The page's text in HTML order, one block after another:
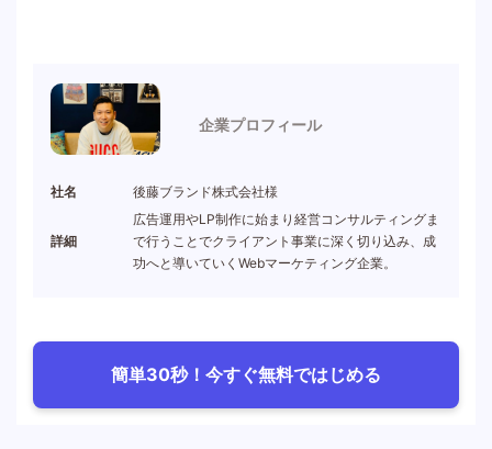
企業プロフィール
社名 後藤ブランド株式会社様
詳細
広告運用やLP制作に始まり経営コンサルティングま
で行うことでクライアント事業に深く切り込み、成
功へと導いていくWebマーケティング企業。
簡単30秒！今すぐ無料ではじめる